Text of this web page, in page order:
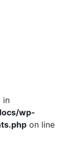
in
wp-
on line